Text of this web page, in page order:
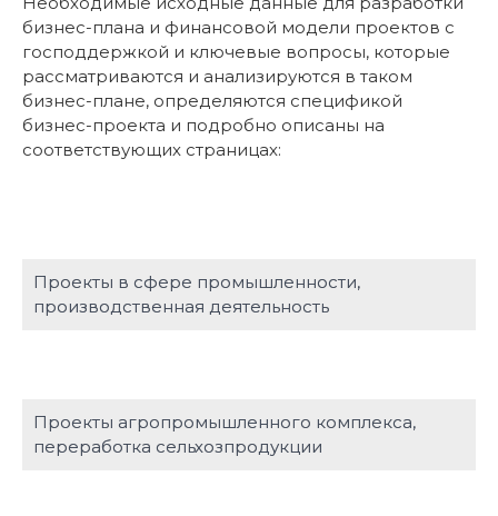
бизнес-плана и финансовой модели проектов с
господдержкой и ключевые вопросы, которые
рассматриваются и анализируются в таком
бизнес-плане, определяются спецификой
бизнес-проекта и подробно описаны на
соответствующих страницах:
Проекты в сфере промышленности,
производственная деятельность
Проекты агропромышленного комплекса,
переработка сельхозпродукции